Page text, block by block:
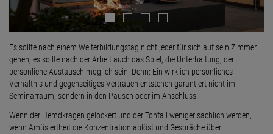
Es sollte nach einem Weiterbildungstag nicht jeder für sich auf sein Zimmer
gehen, es sollte nach der Arbeit auch das Spiel, die Unterhaltung, der
persönliche Austausch möglich sein. Denn: Ein wirklich persönliches
Verhältnis und gegenseitiges Vertrauen entstehen garantiert nicht im
Seminarraum, sondern in den Pausen oder im Anschluss.
Wenn der Hemdkragen gelockert und der Tonfall weniger sachlich werden,
wenn Amüsiertheit die Konzentration ablöst und Gespräche über